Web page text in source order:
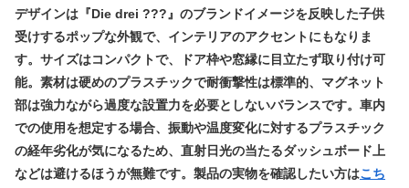
デザインは『Die drei ???』のブランドイメージを反映した子供
受けするポップな外観で、インテリアのアクセントにもなりま
す。サイズはコンパクトで、ドア枠や窓縁に目立たず取り付け可
能。素材は硬めのプラスチックで耐衝撃性は標準的、マグネット
部は強力ながら過度な設置力を必要としないバランスです。車内
での使用を想定する場合、振動や温度変化に対するプラスチック
の経年劣化が気になるため、直射日光の当たるダッシュボード上
などは避けるほうが無難です。製品の実物を確認したい方はこち